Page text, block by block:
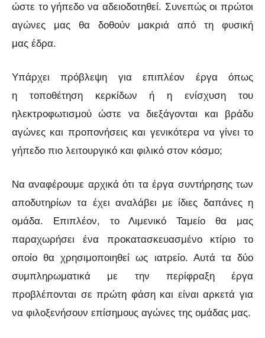
ώστε το γήπεδο να αδειοδοτηθεί. Συνεπώς οι πρώτοι
αγώνες μας θα δοθούν μακριά από τη φυσική
μας έδρα.
Υπάρχει πρόβλεψη για επιπλέον έργα όπως
η τοποθέτηση κερκίδων ή η ενίσχυση του
ηλεκτροφωτισμού ώστε να διεξάγονται και βράδυ
αγώνες και προπονήσεις και γενικότερα να γίνει το
γήπεδο πιο λειτουργικό και φιλικό στον κόσμο;
Να αναφέρουμε αρχικά ότι τα έργα συντήρησης των
αποδυτηρίων τα έχει αναλάβει με ίδιες δαπάνες η
ομάδα. Επιπλέον, το Λιμενικό Ταμείο θα μας
παραχωρήσει ένα προκατασκευασμένο κτίριο το
οποίο θα χρησιμοποιηθεί ως ιατρείο. Αυτά τα δύο
συμπληρωματικά με την περίφραξη έργα
προβλέπονται σε πρώτη φάση και είναι αρκετά για
να φιλοξενήσουν επίσημους αγώνες της ομάδας μας.